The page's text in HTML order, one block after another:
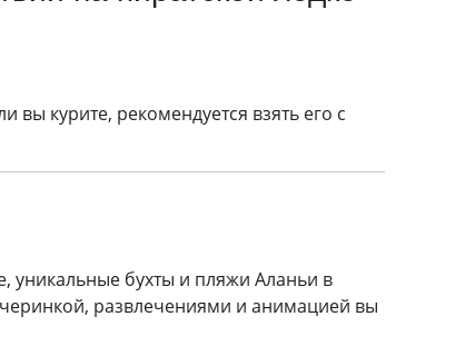
курите, рекомендуется взять его с
уникальные бухты и пляжи Аланьи в
развлечениями и анимацией вы